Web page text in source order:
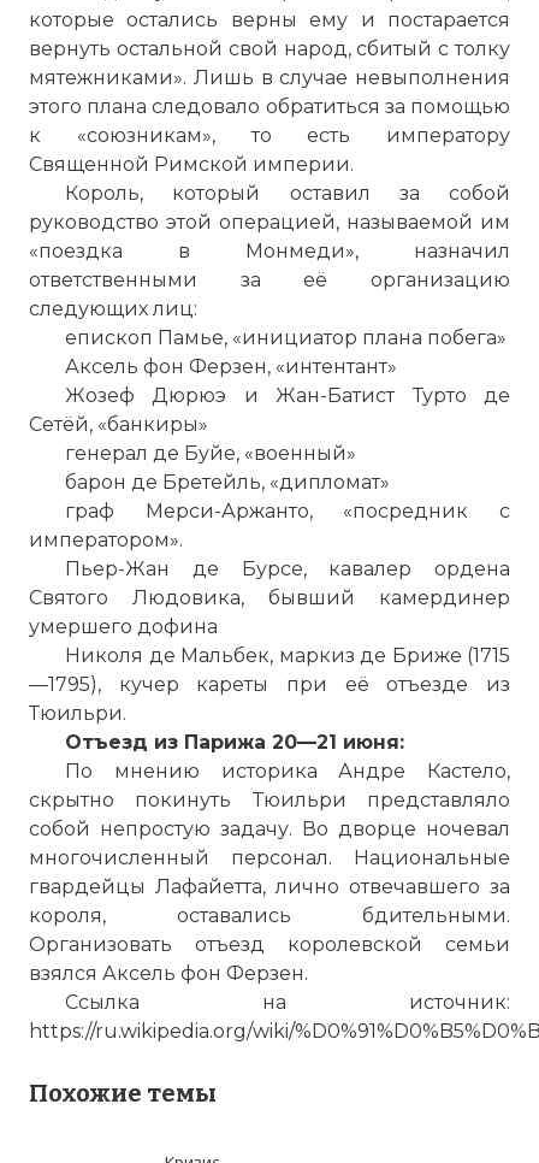
которые остались верны ему и постарается
вернуть остальной свой народ, сбитый с толку
мятежниками». Лишь в случае невыполнения
этого плана следовало обратиться за помощью
к «союзникам», то есть императору
Священной Римской империи.
Король, который оставил за собой
руководство этой операцией, называемой им
«поездка в Монмеди», назначил
ответственными за её организацию
следующих лиц:
епископ Памье, «инициатор плана побега»
Аксель фон Ферзен, «интентант»
Жозеф Дюрюэ и Жан-Батист Турто де
Сетёй, «банкиры»
генерал де Буйе, «военный»
барон де Бретейль, «дипломат»
граф Мерси-Аржанто, «посредник с
императором».
Пьер-Жан де Бурсе, кавалер ордена
Святого Людовика, бывший камердинер
умершего дофина
Николя де Мальбек, маркиз де Бриже (1715
—1795), кучер кареты при её отъезде из
Тюильри.
Отъезд из Парижа 20—21 июня:
По мнению историка Андре Кастело,
скрытно покинуть Тюильри представляло
собой непростую задачу. Во дворце ночевал
многочисленный персонал. Национальные
гвардейцы Лафайетта, лично отвечавшего за
короля, оставались бдительными.
Организовать отъезд королевской семьи
взялся Аксель фон Ферзен.
Ссылка на источник:
https://ru.wikipedia.org/wiki/
Похожие темы